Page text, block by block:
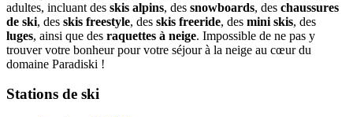
adultes, incluant des skis alpins, des snowboards, des chaussures
de ski, des skis freestyle, des skis freeride, des mini skis, des
luges, ainsi que des raquettes à neige. Impossible de ne pas y
trouver votre bonheur pour votre séjour à la neige au cœur du
domaine Paradiski !
Stations de ski